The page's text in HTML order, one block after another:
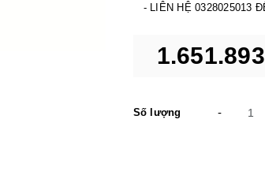
- LIÊN HỆ 0328025013
Số lượng -